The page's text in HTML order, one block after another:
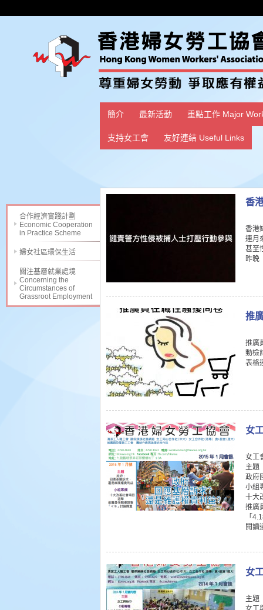
簡介 最新活動 重點工作 Major
支持女工會 友好連結 Useful Links
合作經濟實踐計劃
Economic Cooperation
in Practice Scheme
婦女社區環保生活
關注基層就業處境
Concerning the
Circumstances of
Grassroot Employment
香
香港
連月
甚至
昨晚
推
推廣
動檢
表格
女
女工
主題
政府
小組
十大
推廣
「
閱讀
女
主題